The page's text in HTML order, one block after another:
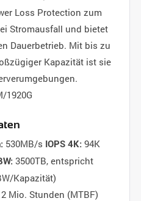
Loss Protection zum
Stromausfall und bietet
Dauerbetrieb. Mit bis zu
Kapazität ist sie
1920G
530MB/s IOPS 4K:94K
3500TB, entspricht
Kapazität)
Mio. Stunden (MTBF)